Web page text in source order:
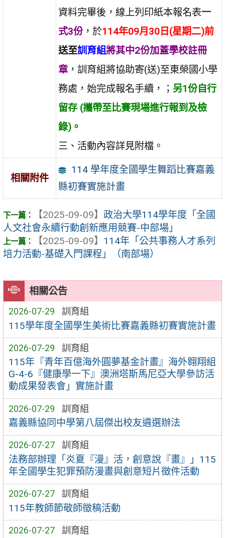
相關公告
2026-07-29 訓育組
115學年度全國學生美術比賽嘉義縣初賽實施計畫
2026-07-29 訓育組
115年『青年百億海外圓夢基金計畫』海外翱翔組
G-4-6『健康學一下』澳洲塔斯馬尼亞大學參訪活
動成果發表會」實施計畫
2026-07-29 訓育組
嘉義縣協同中學第八屆傑出校友遴選辦法
2026-07-27 訓育組
法務部辦理「炎夏『漫』活，創意說『畫』」115
年全國學生犯罪預防漫畫與創意短片徵件活動
2026-07-27 訓育組
115年教師節敬師徵稿活動
2026-07-27 訓育組
資料完畢後，線上列印紙本報名表一
式3份，於114年09月30日(星期二)前
送至訓育組將其中2份加蓋學校註冊
章 ，訓育組將協助寄(送)至東榮國小學
務處，始完成報名手續，；另1份自行
留存 (攜帶至比賽現場進行報到及檢
錄)。
三、活動內容詳見附檔。
相關附件
114 學年度全國學生舞蹈比賽嘉義
縣初賽實施計畫
【2025-09-09】 政治大學114學年度「全國
人文社會永續行動創新應用競賽-中部場」
【2025-09-09】 114年「公共事務人才系列
培力活動-基礎入門課程」（南部場）